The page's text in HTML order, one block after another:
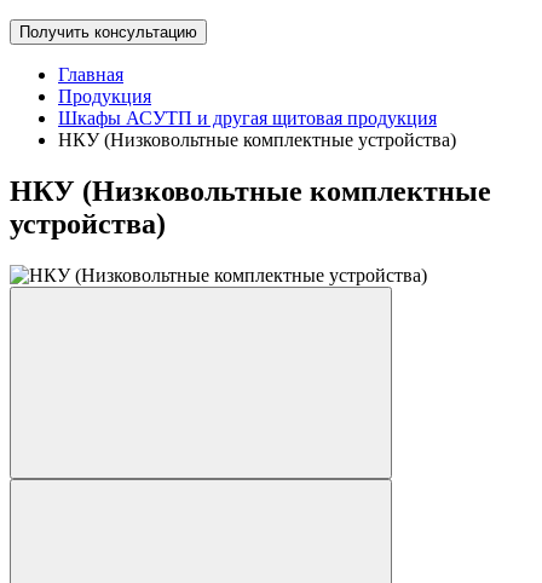
Получить консультацию
Главная
Продукция
Шкафы АСУТП и другая щитовая продукция
НКУ (Низковольтные комплектные устройства)
НКУ (Низковольтные комплектные
устройства)